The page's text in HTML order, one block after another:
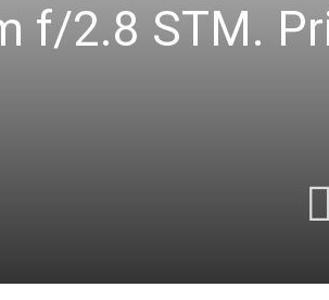
f/2.8 STM.